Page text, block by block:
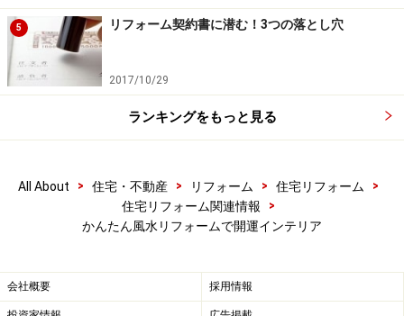
5 リフォーム契約書に潜む！3つの落とし穴
2017/10/29
ランキングをもっと見る
All About > 住宅・不動産 > リフォーム > 住宅リフォーム
>
住宅リフォーム関連情報
>
かんたん風水リフォームで開運インテリア
会社概要 採用情報